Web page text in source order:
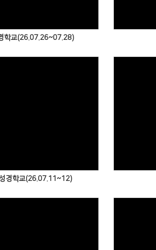
학교(26.07.26~07.28)
경학교(26.07.11~12)